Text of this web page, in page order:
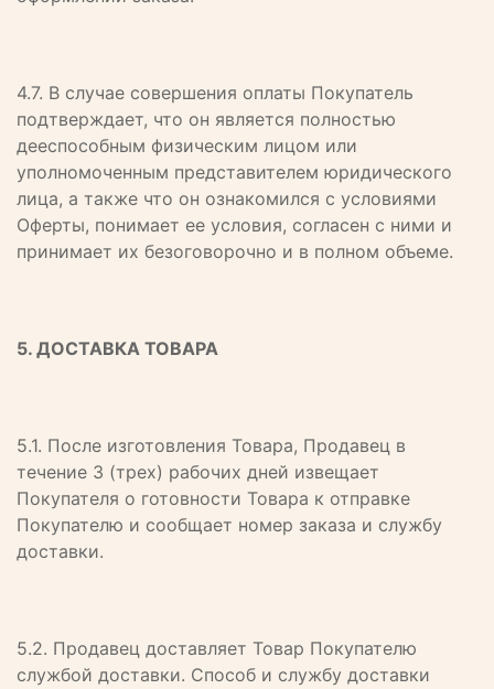
4.7. В случае совершения оплаты Покупатель
подтверждает, что он является полностью
дееспособным физическим лицом или
уполномоченным представителем юридического
лица, а также что он ознакомился с условиями
Оферты, понимает ее условия, согласен с ними и
принимает их безоговорочно и в полном объеме.
5. ДОСТАВКА ТОВАРА
5.1. После изготовления Товара, Продавец в
течение 3 (трех) рабочих дней извещает
Покупателя о готовности Товара к отправке
Покупателю и сообщает номер заказа и службу
доставки.
5.2. Продавец доставляет Товар Покупателю
службой доставки. Способ и службу доставки